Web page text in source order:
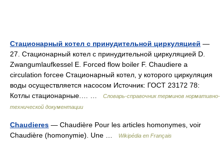
Стационарный котел с принудительной циркуляцией —
27. Стационарный котел с принудительной циркуляцией D.
Zwangumlaufkessel E. Forced flow boiler F. Chaudiere a
circulation forcee Стационарный котел, у которого циркуляция
воды осуществляется насосом Источник: ГОСТ 23172 78:
Котлы стационарные.… …
Словарь-справочник терминов нормативно-
технической документации
Chaudieres — Chaudière Pour les articles homonymes, voir
Chaudière (homonymie). Une …
Wikipédia en Français